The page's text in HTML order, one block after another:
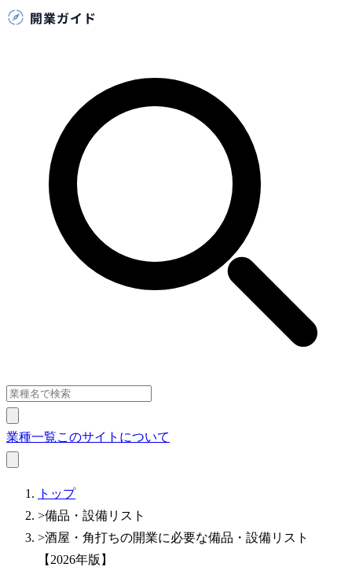
業種一覧このサイトについて
トップ
>備品・設備リスト
>酒屋・角打ちの開業に必要な備品・設備リスト
【2026年版】